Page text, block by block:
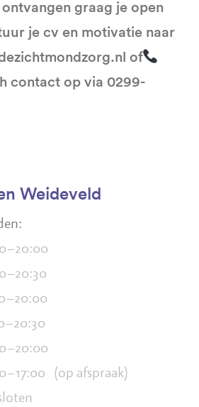
graag je open
je cv en motivatie naar
of
contact op via 0299-
Weideveld
(op afspraak)